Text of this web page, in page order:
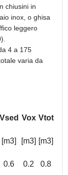
chiusini in
inox, o ghisa
leggero
4 a 175
varia da
Vsed Vox Vtot
[m3] [m3] [m3]
0.6 0.2 0.8